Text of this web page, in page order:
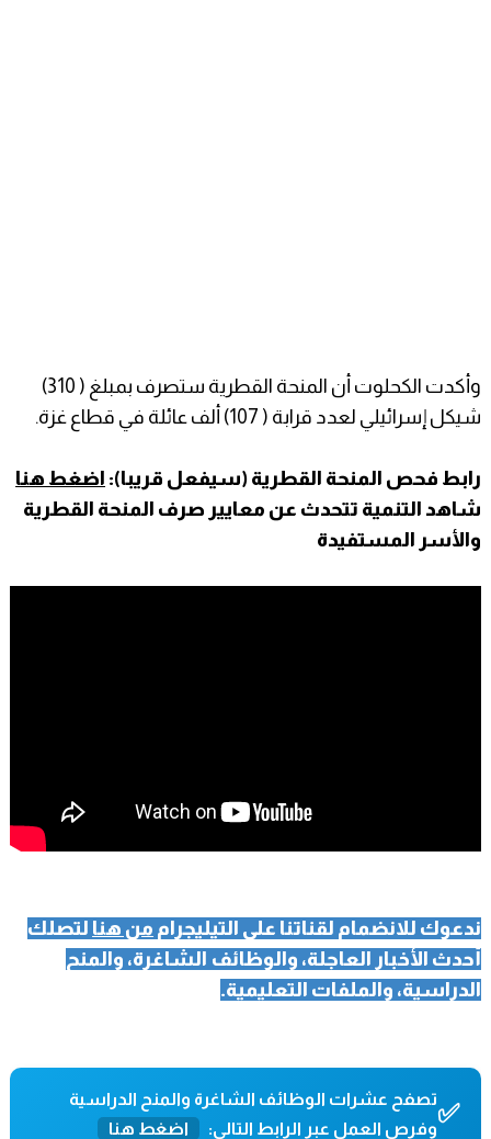
وأكدت الكحلوت أن المنحة القطرية ستصرف بمبلغ ( 310)
شيكل إسرائيلي لعدد قرابة ( 107) ألف عائلة في قطاع غزة.
رابط فحص المنحة القطرية (سيفعل قريبا): اضغط هنا
شاهد التنمية تتحدث عن معايير صرف المنحة القطرية
والأسر المستفيدة
ندعوك للانضمام لقناتنا على التيليجرام من هنا لتصلك
أحدث الأخبار العاجلة، والوظائف الشاغرة، والمنح
الدراسية، والملفات التعليمية.
✅تصفح عشرات الوظائف الشاغرة والمنح الدراسية
وفرص العمل عبر الرابط التالي:
اضغط هنا